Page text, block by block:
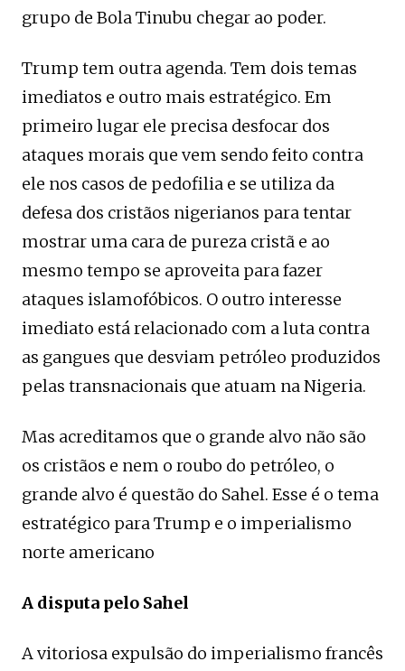
grupo de Bola Tinubu chegar ao poder.
Trump tem outra agenda. Tem dois temas
imediatos e outro mais estratégico. Em
primeiro lugar ele precisa desfocar dos
ataques morais que vem sendo feito contra
ele nos casos de pedofilia e se utiliza da
defesa dos cristãos nigerianos para tentar
mostrar uma cara de pureza cristã e ao
mesmo tempo se aproveita para fazer
ataques islamofóbicos. O outro interesse
imediato está relacionado com a luta contra
as gangues que desviam petróleo produzidos
pelas transnacionais que atuam na Nigeria.
Mas acreditamos que o grande alvo não são
os cristãos e nem o roubo do petróleo, o
grande alvo é questão do Sahel. Esse é o tema
estratégico para Trump e o imperialismo
norte americano
A disputa pelo Sahel
A vitoriosa expulsão do imperialismo francês